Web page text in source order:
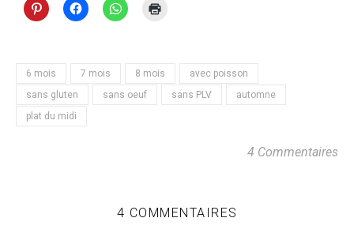
6 mois 7 mois 8 mois
avec poisson
sans gluten
sans oeuf sans PLV
automne
plat du midi
4 Commentaires
4 COMMENTAIRES